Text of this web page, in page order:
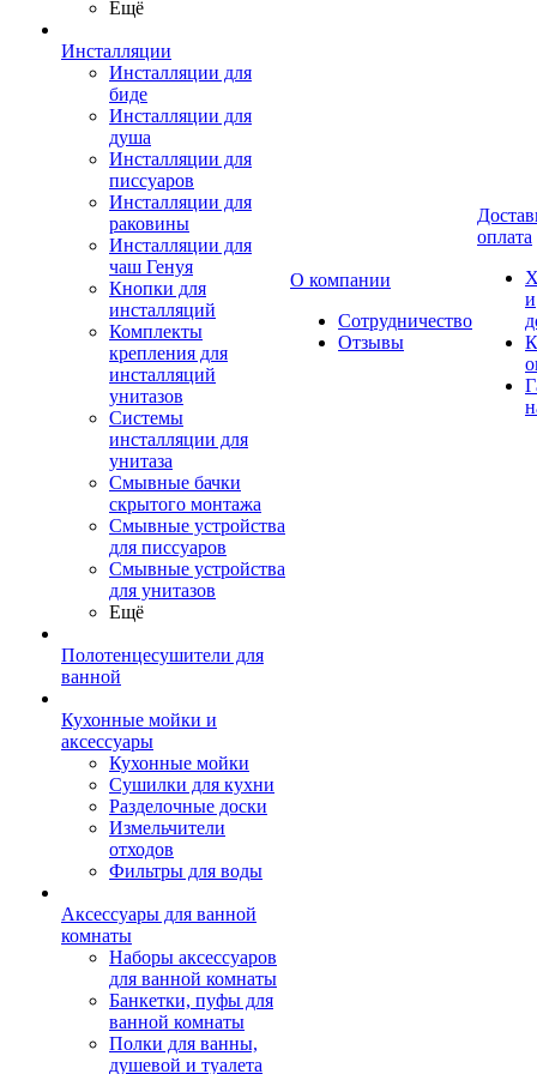
Ещё
Инсталляции
Инсталляции для
биде
Инсталляции для
душа
Инсталляции для
писсуаров
Инсталляции для
раковины
Инсталляции для
чаш Генуя
Кнопки для
инсталляций
Комплекты
крепления для
инсталляций
унитазов
Системы
инсталляции для
унитаза
Смывные бачки
скрытого монтажа
Смывные устройства
для писсуаров
Смывные устройства
для унитазов
Ещё
Полотенцесушители для
ванной
Кухонные мойки и
аксессуары
Кухонные мойки
Сушилки для кухни
Разделочные доски
Измельчители
отходов
Фильтры для воды
Аксессуары для ванной
комнаты
Наборы аксессуаров
для ванной комнаты
Банкетки, пуфы для
ванной комнаты
Полки для ванны,
душевой и туалета
О компании
Сотрудничество
Отзывы
оплата
и